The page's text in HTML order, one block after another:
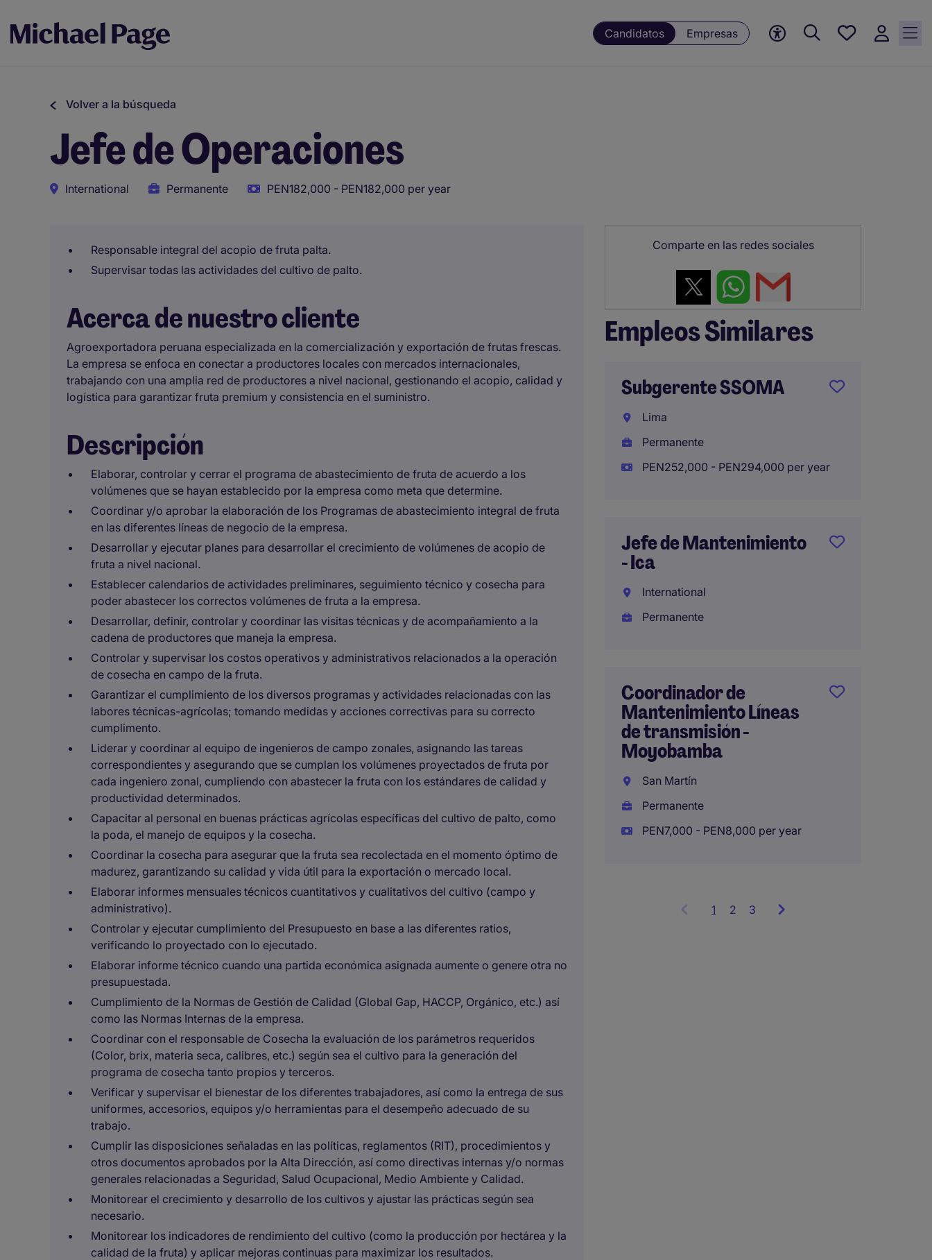
Candidatos Empresas
Empleos
Volver a la búsqueda
Jefe de Operaciones
International Permanente PEN182,000 - PEN182,000 per year
Responsable integral del acopio de fruta palta.
Supervisar todas las actividades del cultivo de palto.
Acerca de nuestro cliente
Agroexportadora peruana especializada en la comercialización y exportación de frutas frescas.
La empresa se enfoca en conectar a productores locales con mercados internacionales,
trabajando con una amplia red de productores a nivel nacional, gestionando el acopio, calidad y
logística para garantizar fruta premium y consistencia en el suministro.
Descripción
Elaborar, controlar y cerrar el programa de abastecimiento de fruta de acuerdo a los
volúmenes que se hayan establecido por la empresa como meta que determine.
Coordinar y/o aprobar la elaboración de los Programas de abastecimiento integral de fruta
en las diferentes líneas de negocio de la empresa.
Desarrollar y ejecutar planes para desarrollar el crecimiento de volúmenes de acopio de
fruta a nivel nacional.
Establecer calendarios de actividades preliminares, seguimiento técnico y cosecha para
poder abastecer los correctos volúmenes de fruta a la empresa.
Desarrollar, definir, controlar y coordinar las visitas técnicas y de acompañamiento a la
cadena de productores que maneja la empresa.
Controlar y supervisar los costos operativos y administrativos relacionados a la operación
de cosecha en campo de la fruta.
Garantizar el cumplimiento de los diversos programas y actividades relacionadas con las
labores técnicas-agrícolas; tomando medidas y acciones correctivas para su correcto
cumplimento.
Liderar y coordinar al equipo de ingenieros de campo zonales, asignando las tareas
correspondientes y asegurando que se cumplan los volúmenes proyectados de fruta por
cada ingeniero zonal, cumpliendo con abastecer la fruta con los estándares de calidad y
productividad determinados.
Capacitar al personal en buenas prácticas agrícolas específicas del cultivo de palto, como
la poda, el manejo de equipos y la cosecha.
Coordinar la cosecha para asegurar que la fruta sea recolectada en el momento óptimo de
madurez, garantizando su calidad y vida útil para la exportación o mercado local.
Elaborar informes mensuales técnicos cuantitativos y cualitativos del cultivo (campo y
administrativo).
Controlar y ejecutar cumplimiento del Presupuesto en base a las diferentes ratios,
verificando lo proyectado con lo ejecutado.
Elaborar informe técnico cuando una partida económica asignada aumente o genere otra no
presupuestada.
Cumplimiento de la Normas de Gestión de Calidad (Global Gap, HACCP, Orgánico, etc.) así
como las Normas Internas de la empresa.
Coordinar con el responsable de Cosecha la evaluación de los parámetros requeridos
(Color, brix, materia seca, calibres, etc.) según sea el cultivo para la generación del
programa de cosecha tanto propios y terceros.
Verificar y supervisar el bienestar de los diferentes trabajadores, así como la entrega de sus
uniformes, accesorios, equipos y/o herramientas para el desempeño adecuado de su
trabajo.
Cumplir las disposiciones señaladas en las políticas, reglamentos (RIT), procedimientos y
otros documentos aprobados por la Alta Dirección, así como directivas internas y/o normas
generales relacionadas a Seguridad, Salud Ocupacional, Medio Ambiente y Calidad.
Monitorear el crecimiento y desarrollo de los cultivos y ajustar las prácticas según sea
necesario.
Monitorear los indicadores de rendimiento del cultivo (como la producción por hectárea y la
calidad de la fruta) y aplicar mejoras continuas para maximizar los resultados.
Comparte en las redes sociales
Empleos Similares
Subgerente SSOMA
Lima
Permanente
PEN252,000 - PEN294,000 per year
Jefe de Mantenimiento
- Ica
International
Permanente
Coordinador de
Mantenimiento Líneas
de transmisión -
Moyobamba
San Martín
Permanente
PEN7,000 - PEN8,000 per year
1 Showing
2 3